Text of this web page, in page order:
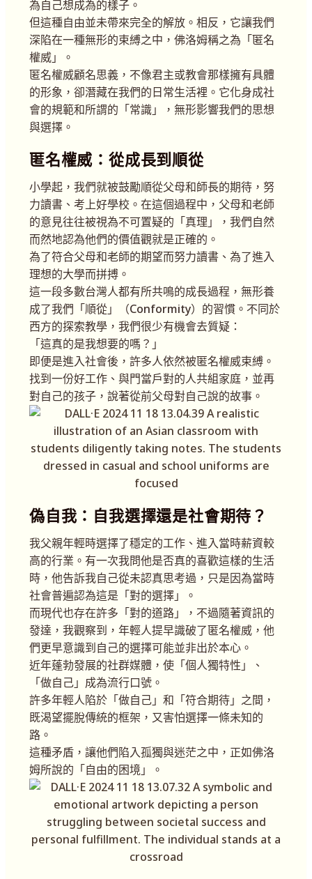
為自己想成為的樣子。
但這種自由並未帶來完全的解放。相反，它讓我們
深陷在一種無形的束縛之中，佛洛姆稱之為「匿名
權威」。
匿名權威顧名思義，不像君主或教會那樣擁有具體
的形象，卻潛藏在我們的日常生活裡。它化身成社
會的規範和所謂的「常識」，無形影響我們的思想
與選擇。
匿名權威：從成長到順從
小學起，我們就被鼓勵順從父母和師長的期待，努
力讀書、考上好學校。在這個過程中，父母和老師
的意見往往被視為不可置疑的「真理」，我們自然
而然地認為他們的價值觀就是正確的。
為了符合父母和老師的期望而努力讀書、為了進入
理想的大學而拼搏。
這一段多數台灣人都有所共鳴的成長過程，無形養
成了我們「順從」（Conformity）的習慣。不同於
西方的探索教學，我們很少有機會去質疑：
「這真的是我想要的嗎？」
即便是進入社會後，許多人依然被匿名權威束縛。
找到一份好工作、與門當戶對的人共組家庭，並再
對自己的孩子，說著從前父母對自己說的故事。
偽自我：自我選擇還是社會期待？
我父親年輕時選擇了穩定的工作、進入當時薪資較
高的行業。有一次我問他是否真的喜歡這樣的生活
時，他告訴我自己從未認真思考過，只是因為當時
社會普遍認為這是「對的選擇」。
而現代也存在許多「對的道路」，不過隨著資訊的
發達，我觀察到，年輕人提早識破了匿名權威，他
們更早意識到自己的選擇可能並非出於本心。
近年蓬勃發展的社群媒體，使「個人獨特性」、
「做自己」成為流行口號。
許多年輕人陷於「做自己」和「符合期待」之間，
既渴望擺脫傳統的框架，又害怕選擇一條未知的
路。
這種矛盾，讓他們陷入孤獨與迷茫之中，正如佛洛
姆所說的「自由的困境」。